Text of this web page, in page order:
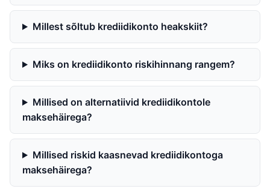
Millest sõltub krediidikonto heakskiit?
Miks on krediidikonto riskihinnang rangem?
Millised on alternatiivid krediidikontole
maksehäirega?
Millised riskid kaasnevad krediidikontoga
maksehäirega?